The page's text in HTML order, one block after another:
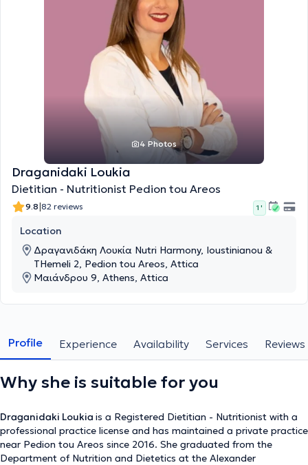
4 Photos
Draganidaki Loukia
Dietitian - Nutritionist Pedion tou Areos
9.8|82 reviews 1 '
Location
Δραγανιδάκη Λουκία Nutri Harmony, Ioustinianou &
THemeli 2, Pedion tou Areos, Attica
Μαιάνδρου 9, Athens, Attica
Profile Experience Availability Services Reviews
Why she is suitable for you
Draganidaki Loukia is a Registered Dietitian - Nutritionist with a
professional practice license and has maintained a private practice
near Pedion tou Areos since 2016. She graduated from the
Department of Nutrition and Dietetics at the Alexander